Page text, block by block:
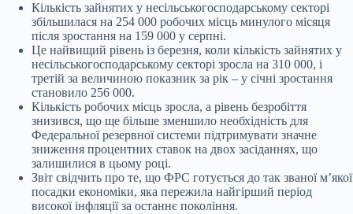
Кількість зайнятих у несільськогосподарському секторі
збільшилася на 254 000 робочих місць минулого місяця
після зростання на 159 000 у серпні.
Це найвищий рівень із березня, коли кількість зайнятих у
несільськогосподарському секторі зросла на 310 000, і
третій за величиною показник за рік – у січні зростання
становило 256 000.
Кількість робочих місць зросла, а рівень безробіття
знизився, що ще більше зменшило необхідність для
Федеральної резервної системи підтримувати значне
зниження процентних ставок на двох засіданнях, що
залишилися в цьому році.
Звіт свідчить про те, що ФРС готується до так званої мʼякої
посадки економіки, яка пережила найгірший період
високої інфляції за останнє покоління.